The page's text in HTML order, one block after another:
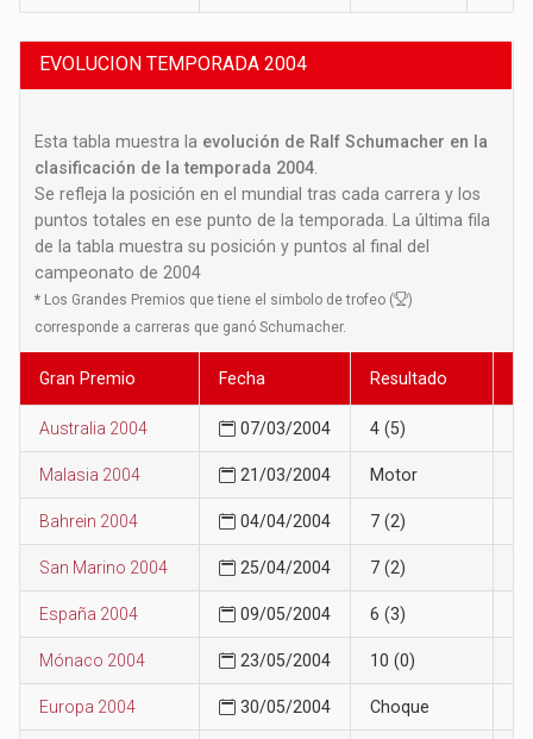
EVOLUCION TEMPORADA 2004
Esta tabla muestra la evolución de Ralf Schumacher en la
clasificación de la temporada 2004
Se refleja la posición en el mundial tras cada carrera y los
puntos totales en ese punto de la temporada. La última fila
de la tabla muestra su posición y puntos al final del
campeonato de 2004
* Los Grandes Premios que tiene el simbolo de trofeo (
)
corresponde a carreras que ganó Schumacher.
Gran Premio Fecha Resultado
Australia 2004 07/03/2004 4 (5)
Malasia 2004 21/03/2004 Motor
Bahrein 2004 04/04/2004 7 (2)
San Marino 2004 25/04/2004 7 (2)
España 2004 09/05/2004 6 (3)
Mónaco 2004 23/05/2004 10 (0)
Europa 2004 30/05/2004 Choque